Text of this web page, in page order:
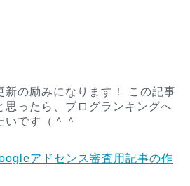
新の励みになります！ この記事
思ったら、ブログランキングへ
です（＾＾